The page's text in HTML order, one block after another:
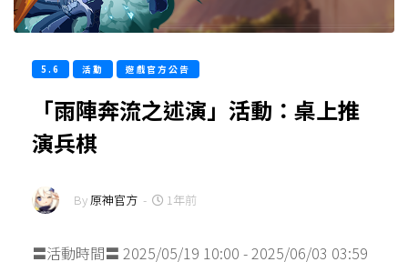
5.6 活動 遊戲官方公告
「雨陣奔流之述演」活動：桌上推
演兵棋
By原神官方 - 1年前
〓活動時間〓 2025/05/19 10:00 - 2025/06/03 03:59